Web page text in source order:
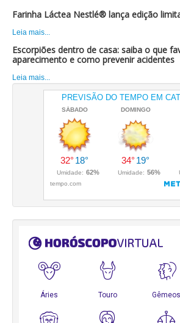
Farinha Láctea Nestlé® lança edição
Leia mais...
Escorpiões dentro de casa: saiba o que
aparecimento e como prevenir acidentes
Leia mais...